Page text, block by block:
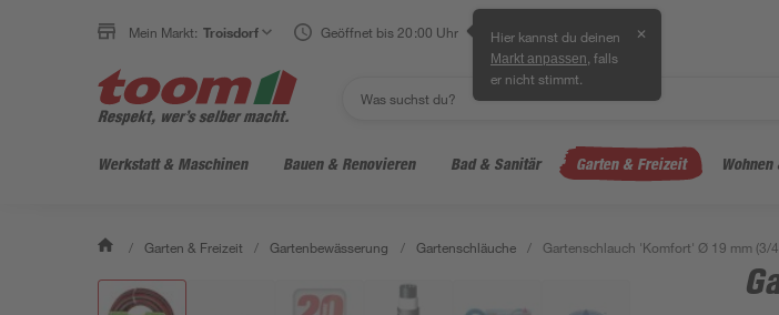
Mein Markt: Troisdorf Geöffnet bis 20:00 Uhr Hier kannst du deinen
Markt anpassen , falls
er nicht stimmt.
✕
Werkstatt & Maschinen Bauen & Renovieren Bad & Sanitär Garten & Freizeit
/ Garten & Freizeit / Gartenbewässerung / Gartenschläuche / Gartenschlauch 'Komfort' Ø 19 mm (3/